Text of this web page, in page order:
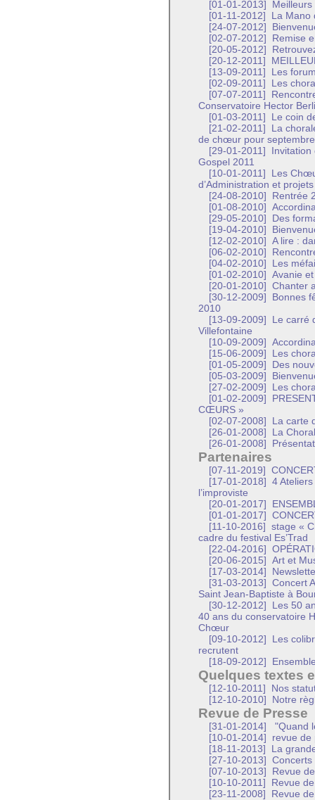
[01-01-2013]
[01-11-2012]
La Mano
[24-07-2012]
[02-07-2012]
Remise
[20-05-2012]
[20-12-2011]
[13-09-2011]
Les
[02-09-2011]
Les
[07-07-2011]
Conservatoire Hector
[01-03-2011]
Le coin
[21-02-2011]
La
de chœur pour septembre
[29-01-2011]
Gospel 2011
[10-01-2011]
Les
d’Administration et
[24-08-2010]
Rentrée
[01-08-2010]
[29-05-2010]
Des
[19-04-2010]
[12-02-2010]
A lire :
[06-02-2010]
[04-02-2010]
Les
[01-02-2010]
Avanie
[20-01-2010]
Chanter
[30-12-2009]
Bonnes
2010
[13-09-2009]
Le carré
Villefontaine
[10-09-2009]
[15-06-2009]
Les
[01-05-2009]
Des
[05-03-2009]
[27-02-2009]
Les
[01-02-2009]
CŒURS »
[02-07-2008]
La carte
[26-01-2008]
La
[26-01-2008]
Partenaires
[07-11-2019]
[17-01-2018]
4
l’improviste
[20-01-2017]
[01-01-2017]
[11-10-2016]
stage «
cadre du festival Es’Trad
[22-04-2016]
[20-06-2015]
Art et
[17-03-2014]
[31-03-2013]
Concert
Saint Jean-Baptiste à
[30-12-2012]
Les 50
40 ans du conservatoire
Chœur
[09-10-2012]
Les
recrutent
[18-09-2012]
Quelques textes
[12-10-2011]
Nos
[12-10-2010]
Notre
Revue de Presse
[31-01-2014]
"Quand
[10-01-2014]
revue de
[18-11-2013]
La
[27-10-2013]
Concerts
[07-10-2013]
Revue
[10-10-2011]
Revue
[23-11-2008]
Revue